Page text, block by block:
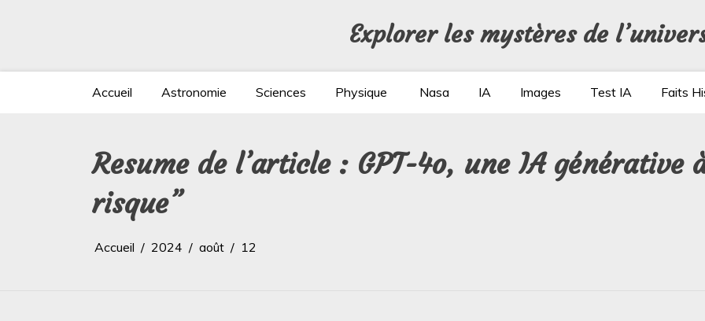
Explorer les mystères de
Accueil Astronomie Sciences Physique Nasa IA Images Test IA Faits
Resume de l’article : GPT-4o, une IA générative
risque”
Accueil 2024 août 12